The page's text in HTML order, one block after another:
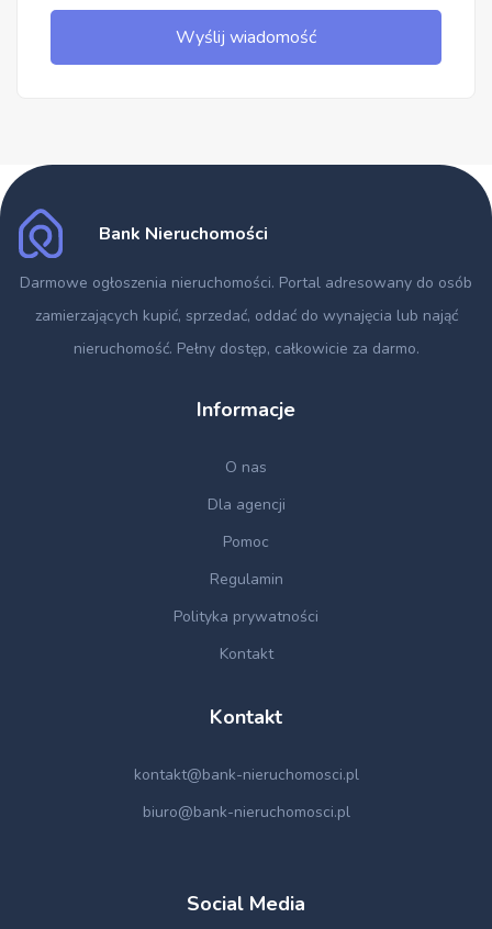
Wyślij wiadomość
Bank Nieruchomości
Darmowe ogłoszenia nieruchomości. Portal adresowany do osób
zamierzających kupić, sprzedać, oddać do wynajęcia lub nająć
nieruchomość. Pełny dostęp, całkowicie za darmo.
Informacje
O nas
Dla agencji
Pomoc
Regulamin
Polityka prywatności
Kontakt
Kontakt
kontakt@bank-nieruchomosci.pl
biuro@bank-nieruchomosci.pl
Social Media